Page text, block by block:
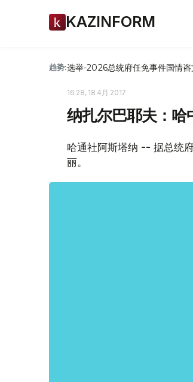
KAZINFORM
趋势:选举-2026总统府任免事件国情
16:28, 18 4月 2017
纳扎尔巴耶夫：哈
哈通社阿斯塔纳 -- 据总统
丽。